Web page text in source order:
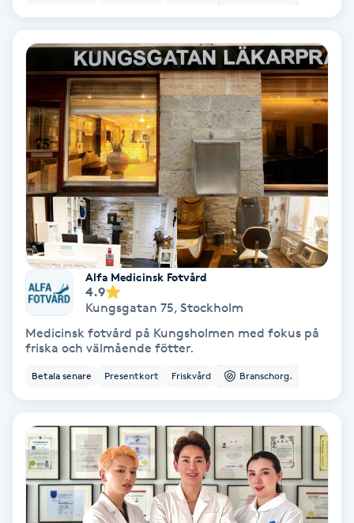
Color correction
Cryoterapi
Damklippning
Dermapen
Diamantslipning
Enzympeeling
Extensions
Face framing
Faceliftmassage
Alfa Medicinsk Fotvård
4.9
Kungsgatan 75, Stockholm
Medicinsk fotvård på Kungsholmen med fokus på
friska och välmående fötter.
Betala senare Presentkort Friskvård Branschorg.